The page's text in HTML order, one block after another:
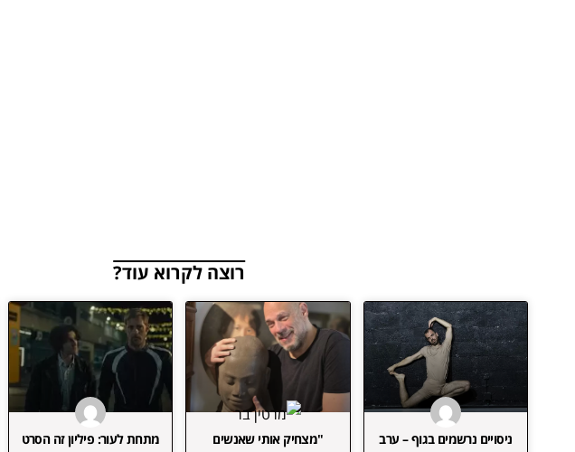
רוצה לקרוא עוד?
ניסויים נרשמים בגוף – ערב
"מצחיק אותי שאנשים
מתחת לעור: פיליון זה הסרט